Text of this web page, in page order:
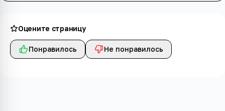
Оцените страницу
Понравилось Не понравилось